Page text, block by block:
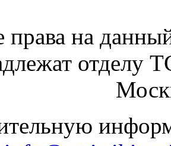
права на